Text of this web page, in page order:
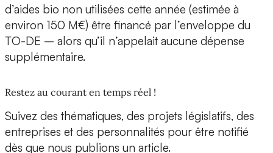
d’aides bio non utilisées cette année (estimée à
environ 150 M€) être financé par l’enveloppe du
TO-DE – alors qu’il n’appelait aucune dépense
supplémentaire.
Restez au courant en temps réel !
Suivez des thématiques, des projets législatifs, des
entreprises et des personnalités pour être notifié
dès que nous publions un article.